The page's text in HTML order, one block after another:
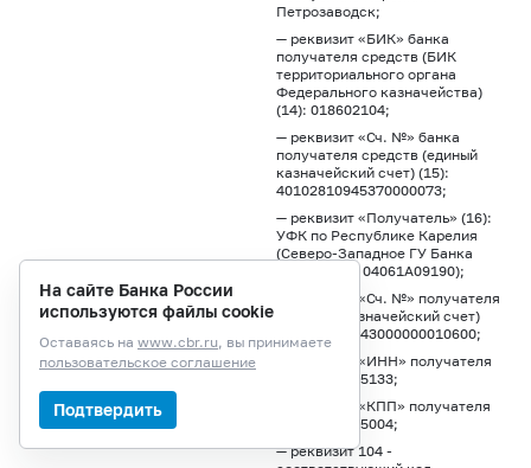
Петрозаводск;
— реквизит «БИК» банка
получателя средств (БИК
территориального органа
Федерального казначейства)
(14): 018602104;
— реквизит «Сч. №» банка
получателя средств (единый
казначейский счет) (15):
40102810945370000073;
— реквизит «Получатель» (16):
УФК по Республике Карелия
(Северо-Западное ГУ Банка
России, л/с 04061А09190);
— реквизит «Сч. №» получателя
средств (казначейский счет)
(17): 03100643000000010600;
— реквизит «ИНН» получателя
(61): 7702235133;
— реквизит «КПП» получателя
(103): 784045004;
— реквизит 104 -
На сайте Банка России
используются файлы cookie
Оставаясь на www.cbr.ru, вы принимаете
пользовательское соглашение
Подтвердить